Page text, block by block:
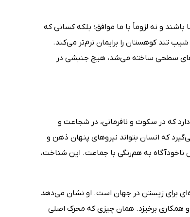
و نه لزوماً با ما موافق؛ بلکه کسانی که
تند کوهستان را برایمان نرم‌تر می‌کند.
سطحی ساخته می‌شد، هیچ جنبشی در
که در سکوت و نافرمانی، در شجاعت و
که انسان بتواند نیروهای پنهان ذهن و
به هم‌رنگی با جماعت. این شناخت،
برای زیستن در جهان است. او نشان می‌دهد
و همکاری برخیزد. همان چیزی که محرک اصلی